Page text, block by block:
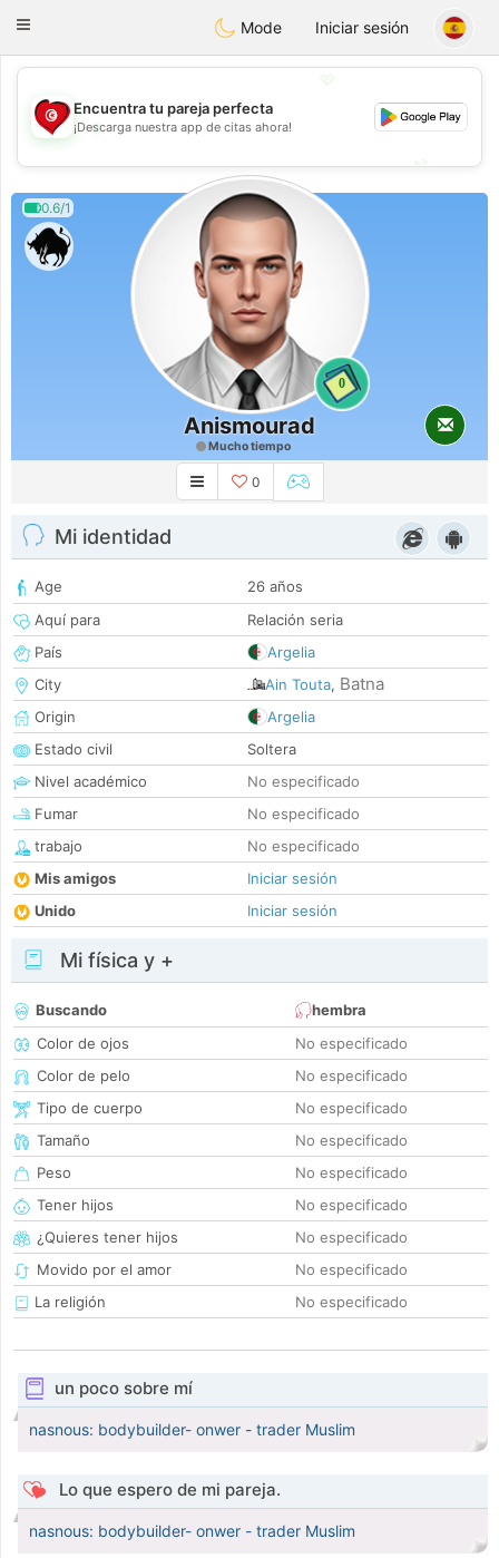
Tunisia Dating
Toggle
Mode Iniciar sesión
💖
💕
Encuentra tu pareja perfecta
¡Descarga nuestra app de citas ahora!
0.6/1
0
Anismourad
Mucho tiempo
0
Mi identidad
Age
26 años
Aquí para
Relación seria
País
Argelia
City
Ain Touta, Batna
Origin
Argelia
Estado civil
Soltera
Nivel académico
No especificado
Fumar
No especificado
trabajo
No especificado
Mis amigos
Iniciar sesión
Unido
Iniciar sesión
Mi física y +
Buscando
hembra
Color de ojos
No especificado
Color de pelo
No especificado
Tipo de cuerpo
No especificado
Tamaño
No especificado
Peso
No especificado
Tener hijos
No especificado
¿Quieres tener hijos
No especificado
Movido por el amor
No especificado
La religión
No especificado
un poco sobre mí
nasnous: bodybuilder- onwer - trader Muslim
Lo que espero de mi pareja.
nasnous: bodybuilder- onwer - trader Muslim